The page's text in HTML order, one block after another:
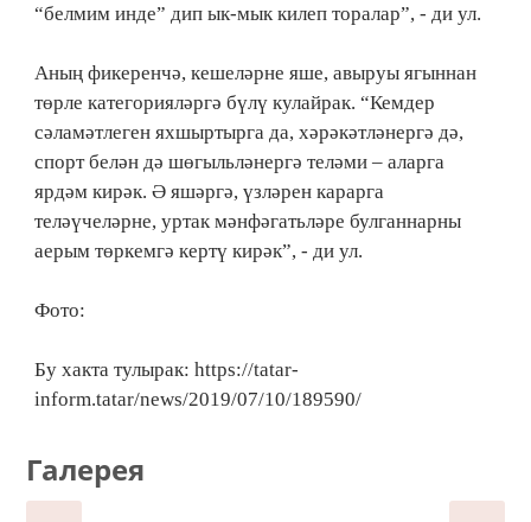
“белмим инде” дип ык-мык килеп торалар”, - ди ул.
Аның фикеренчә, кешеләрне яше, авыруы ягыннан
төрле категорияләргә бүлү кулайрак. “Кемдер
сәламәтлеген яхшыртырга да, хәрәкәтләнергә дә,
спорт белән дә шөгыльләнергә теләми – аларга
ярдәм кирәк. Ә яшәргә, үзләрен карарга
теләүчеләрне, уртак мәнфәгатьләре булганнарны
аерым төркемгә кертү кирәк”, - ди ул.
Фото:
Бу хакта тулырак: https://tatar-
inform.tatar/news/2019/07/10/189590/
Галерея